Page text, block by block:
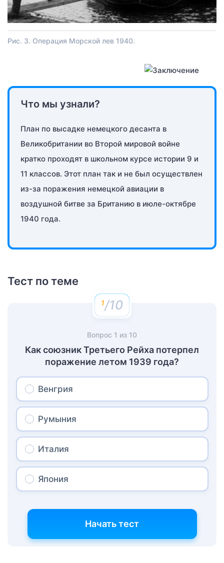
Рис. 3. Операция Морской лев 1940.
Что мы узнали?
План по высадке немецкого десанта в
Великобритании во Второй мировой войне
кратко проходят в школьном курсе истории 9 и
11 классов. Этот план так и не был осуществлен
из-за поражения немецкой авиации в
воздушной битве за Британию в июле-октябре
1940 года.
Тест по теме
/10
Вопрос 1 из 10
Как союзник Третьего Рейха потерпел
поражение летом 1939 года?
Венгрия
Румыния
Италия
Япония
Начать тест